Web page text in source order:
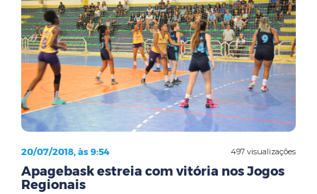
497 visualizações
20/07/2018, às 9:54
Apagebask estreia com vitória nos Jogos
Regionais